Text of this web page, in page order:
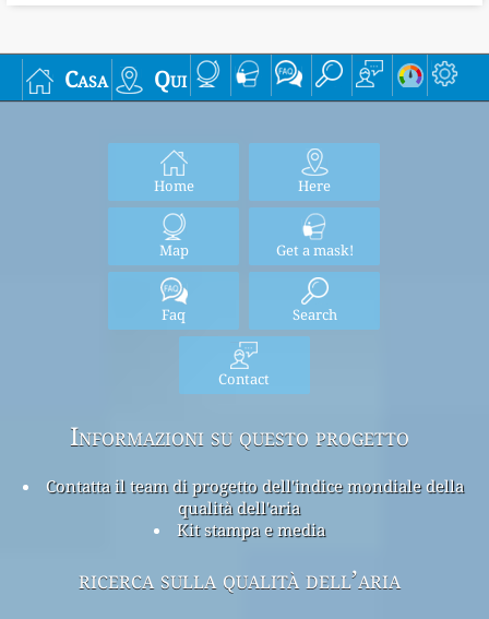
Casa Qui
Home Here
Map Get a mask!
Faq Search
Contact
Informazioni su questo progetto
Contatta il team di progetto dell'indice mondiale della
qualità dell'aria
Kit stampa e media
ricerca sulla qualità dell’aria